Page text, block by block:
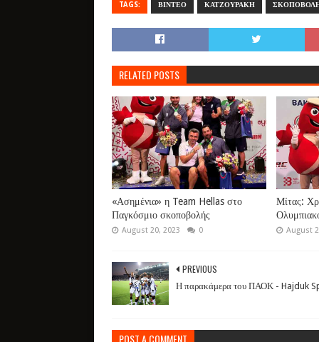
TAGS: ΒΙΝΤΕΟ ΚΑΤΖΟΥΡΑΚΗ
RELATED POSTS
«Ασημένια» η Team Hellas στο
Παγκόσμιο σκοποβολής
August 20, 2023 0
Μίτας:
August
PREVIOUS
Η παρακάμερα του ΠΑΟΚ - Hajduk
POST A COMMENT